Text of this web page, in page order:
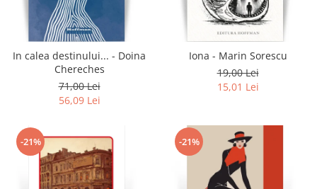
Literatura
Clasica
Contemporana
Universala
Non-fictiune
Calatorii
Memorii
In calea destinului... - Doina
Chereches
71,00 Lei
56,09 Lei
Iona - Marin Sorescu
19,00 Lei
15,01 Lei
-21% -21%